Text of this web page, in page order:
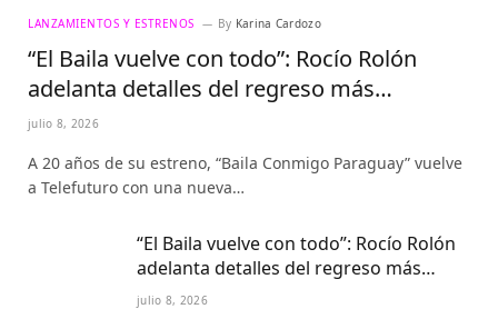
LANZAMIENTOS Y ESTRENOS By Karina Cardozo
“El Baila vuelve con todo”: Rocío Rolón
adelanta detalles del regreso más
esperado de la televisión paraguaya
julio 8, 2026
A 20 años de su estreno, “Baila Conmigo Paraguay” vuelve
a Telefuturo con una nueva…
“El Baila vuelve con todo”: Rocío Rolón
adelanta detalles del regreso más
esperado de la televisión paraguaya
julio 8, 2026